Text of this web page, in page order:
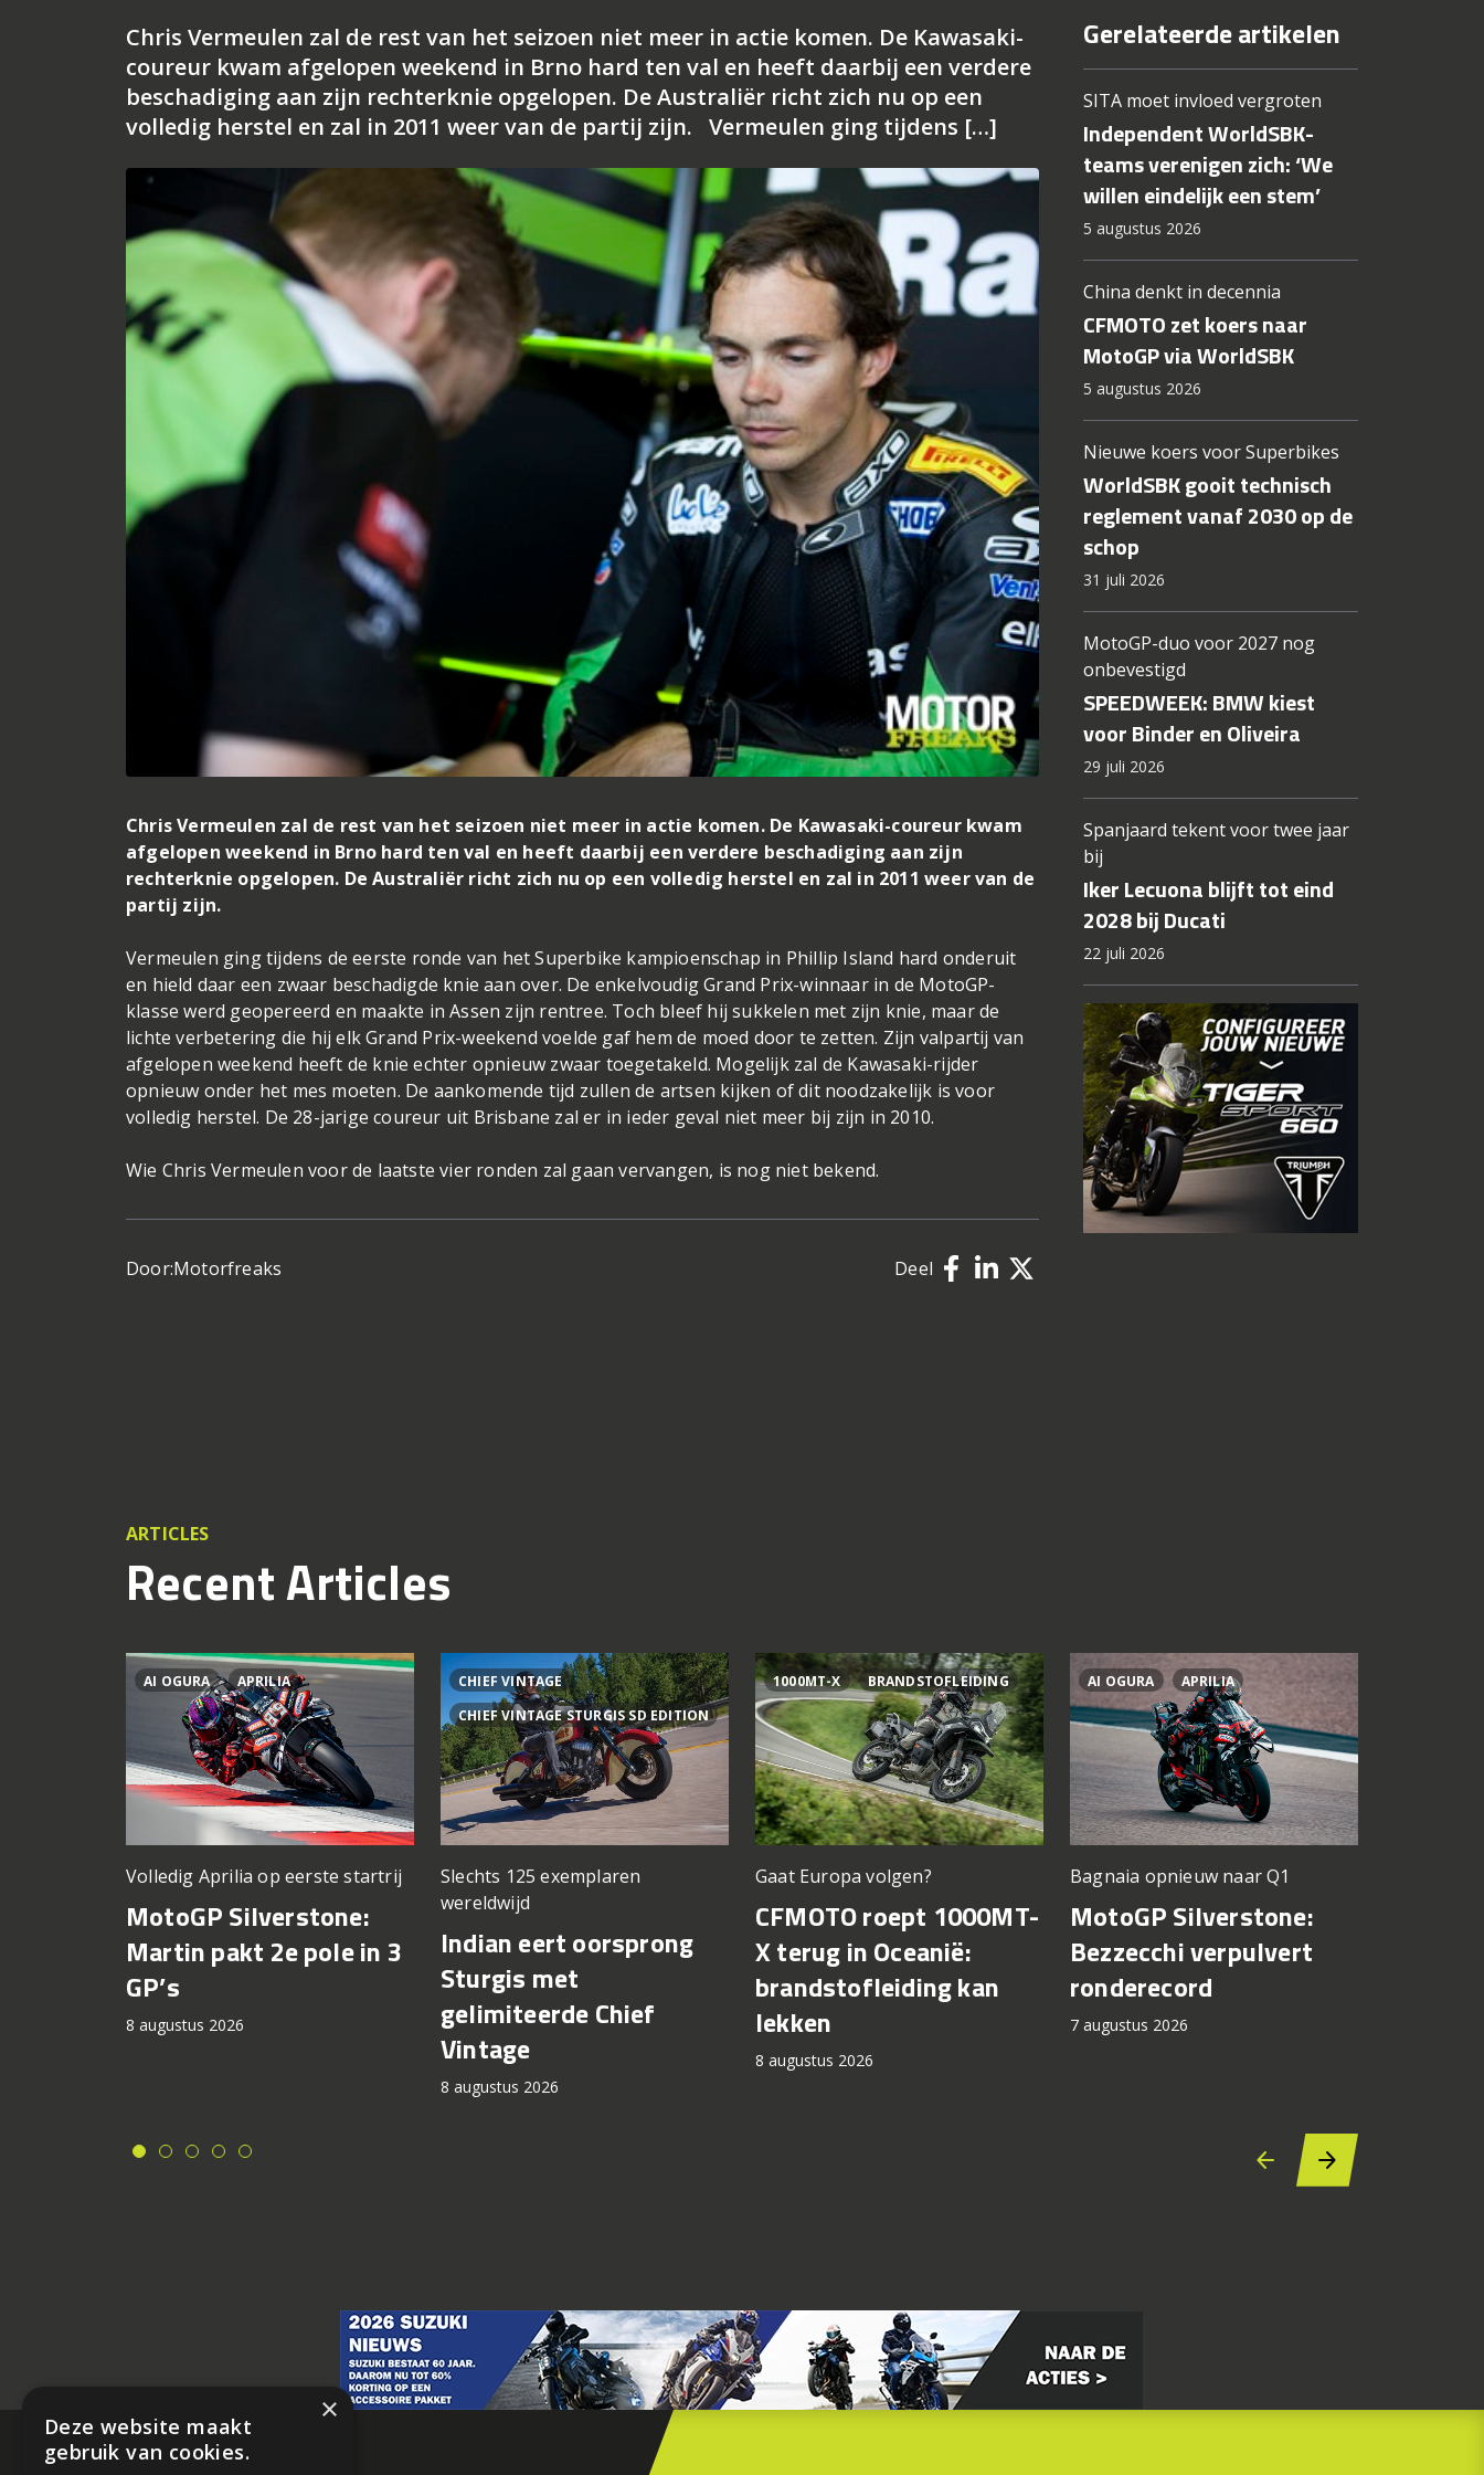
Chris Vermeulen zal de rest van het seizoen niet meer in actie komen. De Kawasaki-
coureur kwam afgelopen weekend in Brno hard ten val en heeft daarbij een verdere
beschadiging aan zijn rechterknie opgelopen. De Australiër richt zich nu op een
volledig herstel en zal in 2011 weer van de partij zijn. Vermeulen ging tijdens […]
Chris Vermeulen zal de rest van het seizoen niet meer in actie komen. De Kawasaki-coureur kwam
afgelopen weekend in Brno hard ten val en heeft daarbij een verdere beschadiging aan zijn
rechterknie opgelopen. De Australiër richt zich nu op een volledig herstel en zal in 2011 weer van de
partij zijn.
Vermeulen ging tijdens de eerste ronde van het Superbike kampioenschap in Phillip Island hard onderuit
en hield daar een zwaar beschadigde knie aan over. De enkelvoudig Grand Prix-winnaar in de MotoGP-
klasse werd geopereerd en maakte in Assen zijn rentree. Toch bleef hij sukkelen met zijn knie, maar de
lichte verbetering die hij elk Grand Prix-weekend voelde gaf hem de moed door te zetten. Zijn valpartij van
afgelopen weekend heeft de knie echter opnieuw zwaar toegetakeld. Mogelijk zal de Kawasaki-rijder
opnieuw onder het mes moeten. De aankomende tijd zullen de artsen kijken of dit noodzakelijk is voor
volledig herstel. De 28-jarige coureur uit Brisbane zal er in ieder geval niet meer bij zijn in 2010.
Wie Chris Vermeulen voor de laatste vier ronden zal gaan vervangen, is nog niet bekend.
Door:Motorfreaks Deel
Gerelateerde artikelen
SITA moet invloed vergroten
Independent WorldSBK-
teams verenigen zich: ‘We
willen eindelijk een stem’
5 augustus 2026
China denkt in decennia
CFMOTO zet koers naar
MotoGP via WorldSBK
5 augustus 2026
Nieuwe koers voor Superbikes
WorldSBK gooit technisch
reglement vanaf 2030 op de
schop
31 juli 2026
MotoGP-duo voor 2027 nog
onbevestigd
SPEEDWEEK: BMW kiest
voor Binder en Oliveira
29 juli 2026
Spanjaard tekent voor twee jaar
bij
Iker Lecuona blijft tot eind
2028 bij Ducati
22 juli 2026
ARTICLES
Recent Articles
AI OGURA APRILIA
Volledig Aprilia op eerste startrij
MotoGP Silverstone:
Martin pakt 2e pole in 3
GP’s
8 augustus 2026
CHIEF VINTAGE
CHIEF VINTAGE STURGIS SD EDITION
Slechts 125 exemplaren
wereldwijd
Indian eert oorsprong
Sturgis met
gelimiteerde Chief
Vintage
8 augustus 2026
1000MT-X BRANDSTOFLEIDING
Gaat Europa volgen?
CFMOTO roept 1000MT-
X terug in Oceanië:
brandstofleiding kan
lekken
8 augustus 2026
AI OGURA APRILIA
Bagnaia opnieuw naar Q1
MotoGP Silverstone:
Bezzecchi verpulvert
ronderecord
7 augustus 2026
×
Deze website maakt
gebruik van cookies.